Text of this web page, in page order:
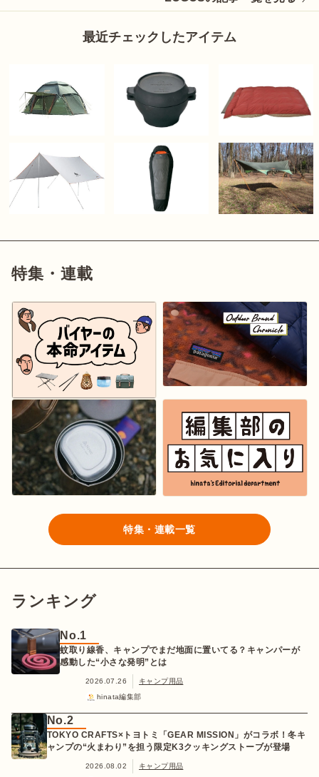
最近チェックしたアイテム
特集・連載
特集・連載一覧
ランキング
No.1
蚊取り線香、キャンプでまだ地面に置いてる？キャンパーが
感動した“小さな発明”とは
2026.07.26
キャンプ用品
hinata編集部
No.2
TOKYO CRAFTS×トヨトミ「GEAR MISSION」がコラボ！冬キ
ャンプの“火まわり”を担う限定K3クッキングストーブが登場
2026.08.02
キャンプ用品